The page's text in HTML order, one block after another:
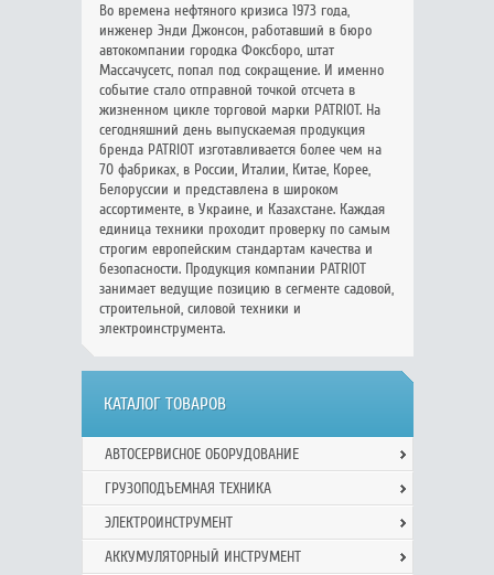
Во времена нефтяного кризиса 1973 года,
инженер Энди Джонсон, работавший в бюро
автокомпании городка Фоксборо, штат
Массачусетс, попал под сокращение. И именно
событие стало отправной точкой отсчета в
жизненном цикле торговой марки PATRIOT. На
сегодняшний день выпускаемая продукция
бренда PATRIOT изготавливается более чем на
70 фабриках, в России, Италии, Китае, Корее,
Белоруссии и представлена в широком
ассортименте, в Украине, и Казахстане. Каждая
единица техники проходит проверку по самым
строгим европейским стандартам качества и
безопасности. Продукция компании PATRIOT
занимает ведущие позицию в сегменте садовой,
строительной, силовой техники и
электроинструмента.
КАТАЛОГ ТОВАРОВ
АВТОСЕРВИСНОЕ ОБОРУДОВАНИЕ
ГРУЗОПОДЪЕМНАЯ ТЕХНИКА
ЭЛЕКТРОИНСТРУМЕНТ
АККУМУЛЯТОРНЫЙ ИНСТРУМЕНТ